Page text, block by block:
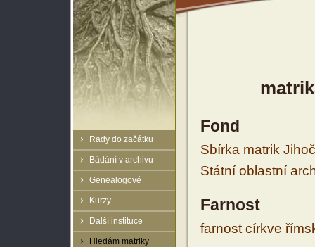
Rady do začátku
Bádání v archivu
Genealogové
Kurzy
Další instituce
Hledám matriky
Fond
Sbírka matrik
Státní oblastní
Farnost
farnost církve